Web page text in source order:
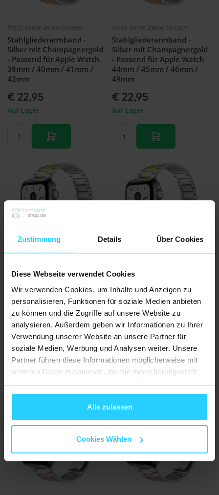
Zustimmung Details Über Cookies
Diese Webseite verwendet Cookies
Wir verwenden Cookies, um Inhalte und Anzeigen zu
personalisieren, Funktionen für soziale Medien anbieten
zu können und die Zugriffe auf unsere Website zu
analysieren. Außerdem geben wir Informationen zu Ihrer
Verwendung unserer Website an unsere Partner für
soziale Medien, Werbung und Analysen weiter. Unsere
Partner führen diese Informationen möglicherweise mit
weiteren Daten zusammen, die Sie ihnen bereitgestellt
haben oder die sie im Rahmen Ihrer Nutzung der Dienste
gesammelt haben.
Alle zulassen
Cookies Wählen
Noch keine Bewertungen
Stahlgliederarmband -
Silber mit Champagnergold
- Passend für Apple Watch
38mm / 40mm / 41mm /
42mm
€ 22,95
Auf Lager
Noch keine Bewertungen
Stahlgliederarmband -
Silber mit Champagnergold
- Passend für Apple Watch
44mm / 45mm / 46mm /
49mm
€ 22,95
Auf Lager
Noch keine Bewertungen
Silber mit Gold - Geeignet
für Apple Watch 38mm /
40mm / 41mm / 42mm
€ 22,95
Auf Lager
Noch keine Bewertungen
Silber mit Gold - Passend für
Apple Watch 44mm / 45mm
/ 46mm / 49mm
€ 22,95
Auf Lager